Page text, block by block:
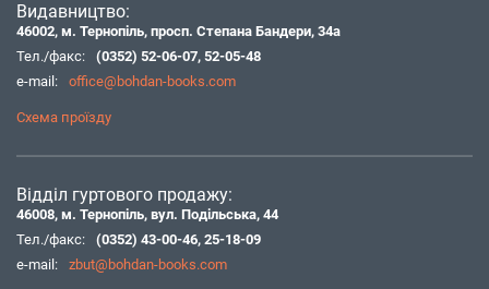
Видавництво:
46002, м. Тернопіль, просп. Степана Бандери, 34а
Тел./факс:
(0352) 52-06-07, 52-05-48
e-mail:
office@bohdan-books.com
Схема проїзду
Відділ гуртового продажу:
46008, м. Тернопіль, вул. Подільська, 44
Тел./факс:
(0352) 43-00-46, 25-18-09
e-mail:
zbut@bohdan-books.com